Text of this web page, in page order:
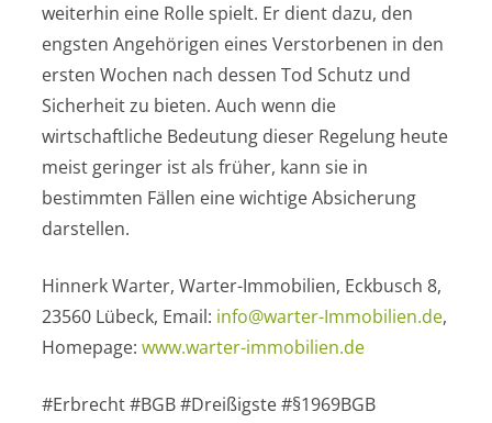
weiterhin eine Rolle spielt. Er dient dazu, den
engsten Angehörigen eines Verstorbenen in den
ersten Wochen nach dessen Tod Schutz und
Sicherheit zu bieten. Auch wenn die
wirtschaftliche Bedeutung dieser Regelung heute
meist geringer ist als früher, kann sie in
bestimmten Fällen eine wichtige Absicherung
darstellen.
Hinnerk Warter, Warter-Immobilien, Eckbusch 8,
23560 Lübeck, Email: info@warter-Immobilien.de,
Homepage: www.warter-immobilien.de
#Erbrecht #BGB #Dreißigste #§1969BGB